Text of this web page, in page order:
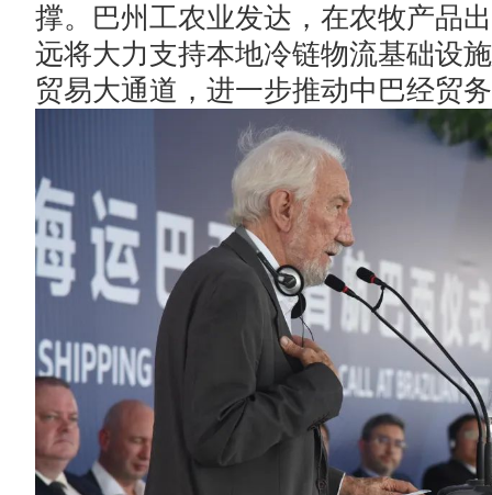
撑。巴州工农业发达，在农牧产品
远将大力支持本地冷链物流基础设
贸易大通道，进一步推动中巴经贸